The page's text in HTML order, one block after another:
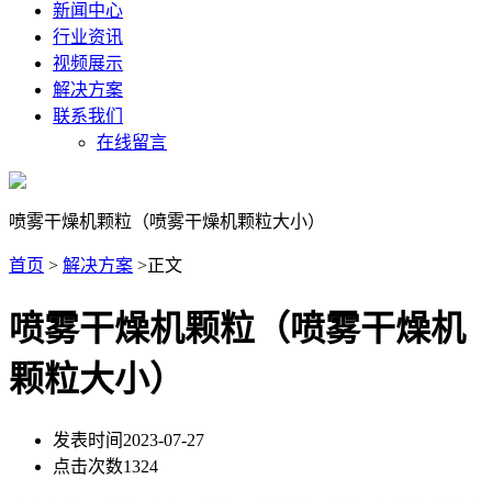
新闻中心
行业资讯
视频展示
解决方案
联系我们
在线留言
喷雾干燥机颗粒（喷雾干燥机颗粒大小）
首页 > 解决方案 >正文
喷雾干燥机颗粒（喷雾干燥机
颗粒大小）
发表时间 2023-07-27
点击次数1324